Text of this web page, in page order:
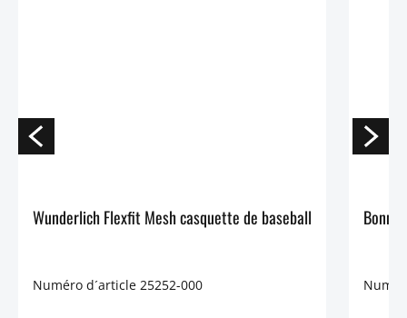
Wunderlich Flexfit Mesh casquette de baseball
Numéro d´article 25252-000